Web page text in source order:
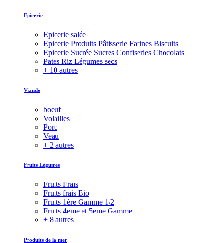
Epicerie
Epicerie salée
Epicerie Produits Pâtisserie Farines Biscuits
Epicerie Sucrée Sucres Confiseries Chocolats
Pates Riz Légumes secs
+ 10 autres
Viande
boeuf
Volailles
Porc
Veau
+ 2 autres
Fruits Légumes
Fruits Frais
Fruits frais Bio
Fruits 1ère Gamme 1/2
Fruits 4eme et 5eme Gamme
+ 8 autres
Produits de la mer